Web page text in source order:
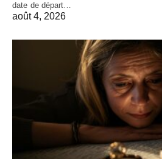
date de départ…
août 4, 2026